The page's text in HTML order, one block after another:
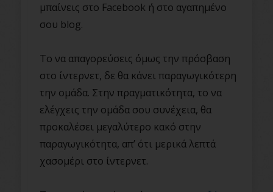
μπαίνεις στο Facebook ή στο αγαπημένο
σου blog.
Το να απαγορεύσεις όμως την πρόσβαση
στο ίντερνετ, δε θα κάνει παραγωγικότερη
την ομάδα. Στην πραγματικότητα, το να
ελέγχεις την ομάδα σου συνέχεια, θα
προκαλέσει μεγαλύτερο κακό στην
παραγωγικότητα, απ’ ότι μερικά λεπτά
χασομέρι στο ίντερνετ.